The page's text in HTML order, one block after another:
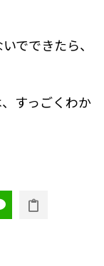
でできたら、
すっごくわか